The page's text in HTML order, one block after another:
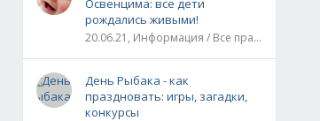
Освенцима: все дети
рождались живыми!
20.06.21, Информация / Все праздники / Рассказы и истории
День Рыбака - как
праздновать: игры, загадки,
конкурсы